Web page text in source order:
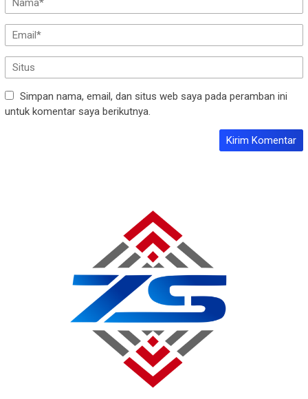
Simpan nama, email, dan situs web saya pada peramban ini
untuk komentar saya berikutnya.